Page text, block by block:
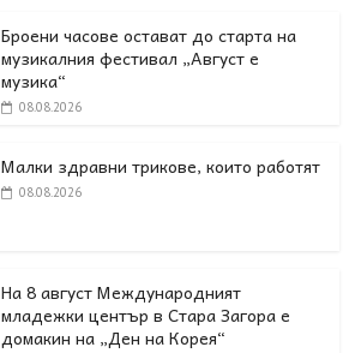
Броени часове остават до старта на
музикалния фестивал „Август е
музика“
08.08.2026
Малки здравни трикове, които работят
08.08.2026
На 8 август Международният
младежки център в Стара Загора е
домакин на „Ден на Корея“